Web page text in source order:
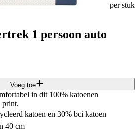
per stuk
1 persoon auto
Voeg toe
in dit 100% katoenen
print.
katoen en 30% bci katoen
40 cm